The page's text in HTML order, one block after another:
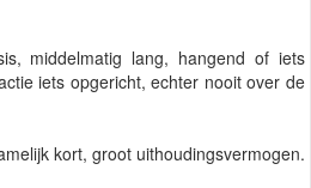
middelmatig lang, hangend of iets
iets opgericht, echter nooit over de
kort, groot uithoudingsvermogen.